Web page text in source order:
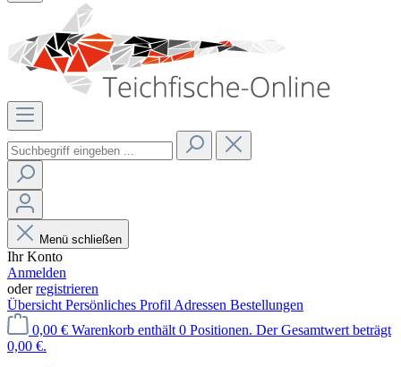
Menü schließen
Ihr Konto
Anmelden
oderregistrieren
Übersicht Persönliches Profil Adressen Bestellungen
0,00 € Warenkorb enthält 0 Positionen. Der Gesamtwert beträgt
0,00 €.